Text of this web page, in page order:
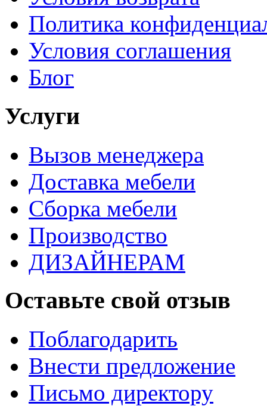
Политика
Условия соглашения
Блог
Услуги
Вызов менеджера
Доставка мебели
Сборка мебели
Производство
ДИЗАЙНЕРАМ
Оставьте свой отзыв
Поблагодарить
Внести предложение
Письмо директору